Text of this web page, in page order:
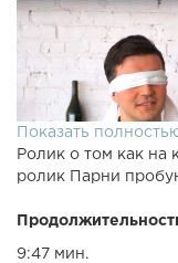
Показать
Ролик о том как на
ролик Парни
9:47 мин.